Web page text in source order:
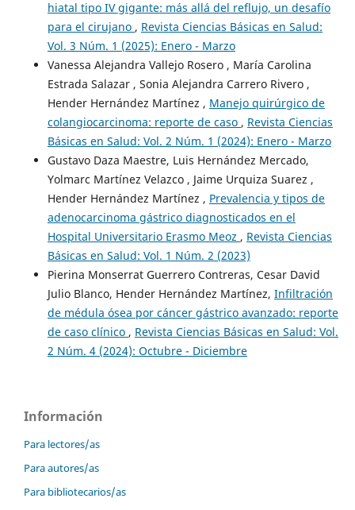
hiatal tipo IV gigante: más allá del reflujo, un desafío
para el cirujano , Revista Ciencias Básicas en Salud:
Vol. 3 Núm. 1 (2025): Enero - Marzo
Vanessa Alejandra Vallejo Rosero , María Carolina
Estrada Salazar , Sonia Alejandra Carrero Rivero ,
Hender Hernández Martínez , Manejo quirúrgico de
colangiocarcinoma: reporte de caso , Revista Ciencias
Básicas en Salud: Vol. 2 Núm. 1 (2024): Enero - Marzo
Gustavo Daza Maestre, Luis Hernández Mercado,
Yolmarc Martínez Velazco , Jaime Urquiza Suarez ,
Hender Hernández Martínez , Prevalencia y tipos de
adenocarcinoma gástrico diagnosticados en el
Hospital Universitario Erasmo Meoz , Revista Ciencias
Básicas en Salud: Vol. 1 Núm. 2 (2023)
Pierina Monserrat Guerrero Contreras, Cesar David
Julio Blanco, Hender Hernández Martínez, Infiltración
de médula ósea por cáncer gástrico avanzado: reporte
de caso clínico , Revista Ciencias Básicas en Salud: Vol.
2 Núm. 4 (2024): Octubre - Diciembre
Información
Para lectores/as
Para autores/as
Para bibliotecarios/as